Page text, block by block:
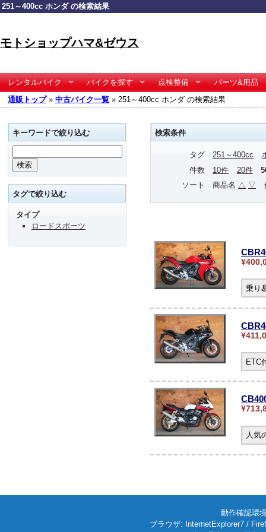
251～400cc ホンダ の検索結果
モトショップハマ&ゼウス
レンタルバイク バイクを探す 点検整備
パーツ&用品
通販トップ» 中古バイク一覧 » 251～400cc ホンダ の検索結果
検索条件
タグ 251～400cc
件数
10件 20件
ソート
商品名 △ ▽
乗り
ETC
人気
キーワードで絞り込む
タグで絞り込む
タイプ
ロードスポーツ
動作確認環
ブラウザ: InternetExplorer7 /